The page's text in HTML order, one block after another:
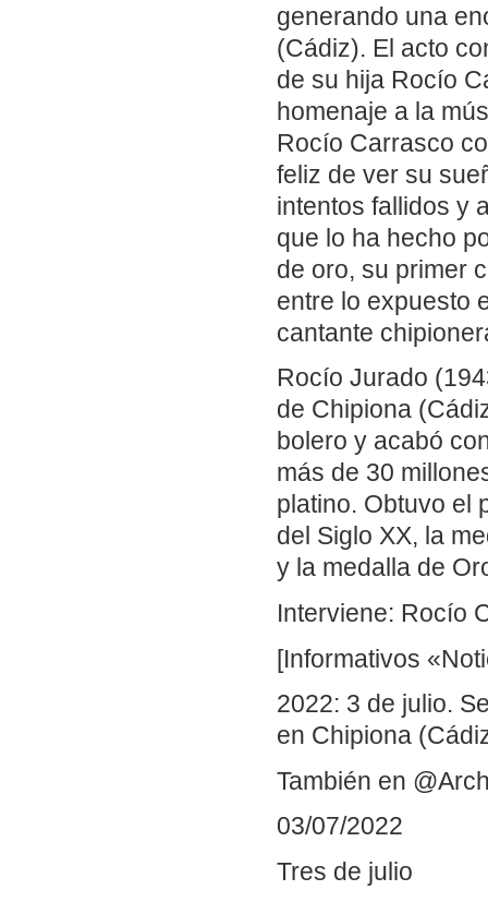
generando una
(Cádiz). El acto
de su hija Rocío
homenaje a la
Rocío Carrasco
feliz de ver su
intentos fallidos y
que lo ha hecho
de oro, su primer
entre lo expuesto
cantante
Rocío Jurado
de Chipiona
bolero y acabó
más de 30
platino. Obtuvo el
del Siglo XX, la
y la medalla de
Interviene: Rocío
[Informativos
2022: 3 de julio.
en Chipiona
También en
03/07/2022
Tres de julio